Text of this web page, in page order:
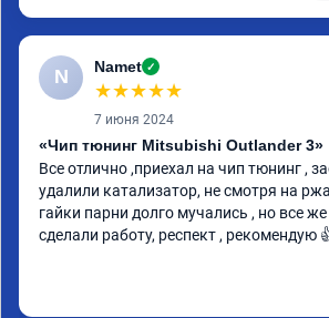
N Namet ✓
★★★★★
7 июня 2024
«Чип тюнинг Mitsubishi Outlander 3»
Все отлично ,приехал на чип тюнинг ,
удалили катализатор, не смотря на
гайки парни долго мучались , но все же
сделали работу, респект , рекомендую